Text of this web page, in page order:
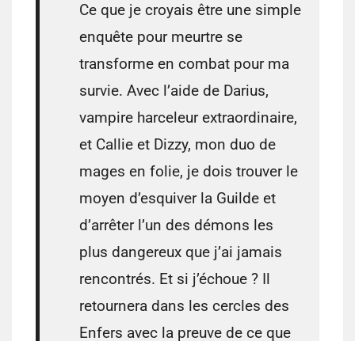
Ce que je croyais être une simple
enquête pour meurtre se
transforme en combat pour ma
survie. Avec l’aide de Darius,
vampire harceleur extraordinaire,
et Callie et Dizzy, mon duo de
mages en folie, je dois trouver le
moyen d’esquiver la Guilde et
d’arrêter l’un des démons les
plus dangereux que j’ai jamais
rencontrés. Et si j’échoue ? Il
retournera dans les cercles des
Enfers avec la preuve de ce que